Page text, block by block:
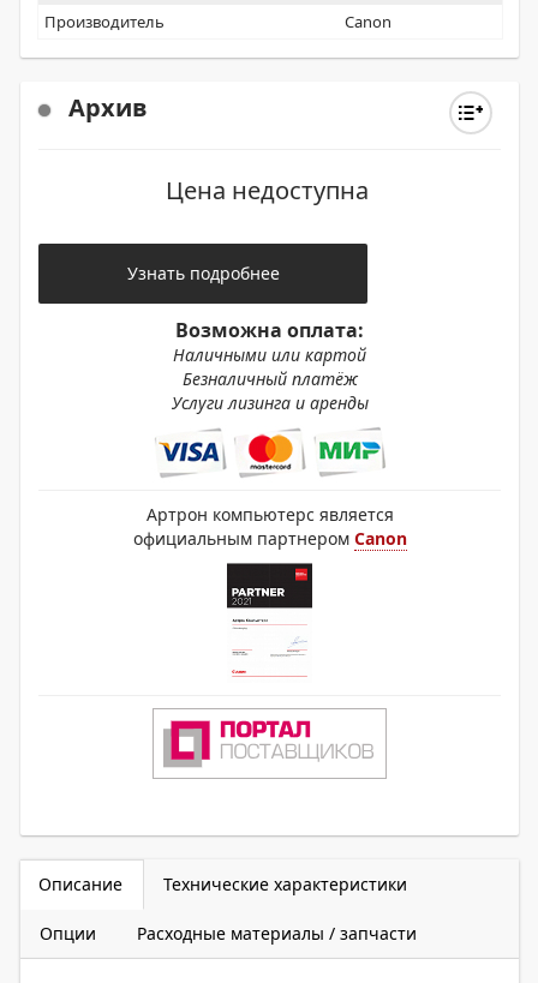
Производитель
Canon
Архив
Цена недоступна
Узнать подробнее
Возможна оплата:
Наличными или картой
Безналичный платёж
Услуги лизинга и аренды
Артрон компьютерс является
официальным партнером Canon
Описание Технические характеристики
Опции Расходные материалы / запчасти